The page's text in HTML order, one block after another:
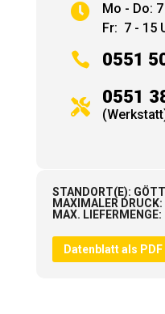

Mo - Do:
Fr: 7 - 15
 0551
 0551
STANDORT(E):
MAXIMALER DRUCK:
MAX. LIEFERMENGE:
Datenblatt als PDF